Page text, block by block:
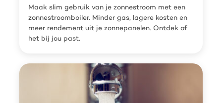
Maak slim gebruik van je zonnestroom met een
zonnestroomboiler. Minder gas, lagere kosten en
meer rendement uit je zonnepanelen. Ontdek of
het bij jou past.